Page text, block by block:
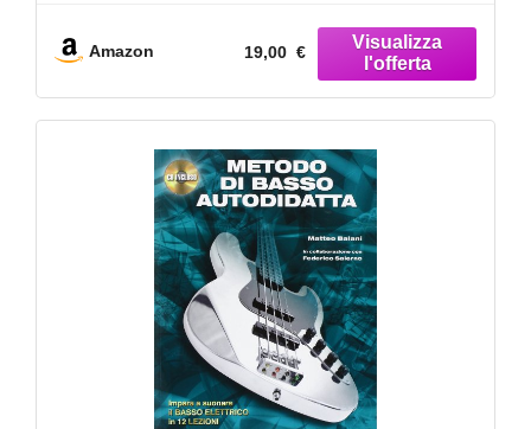
Amazon 19,00 €